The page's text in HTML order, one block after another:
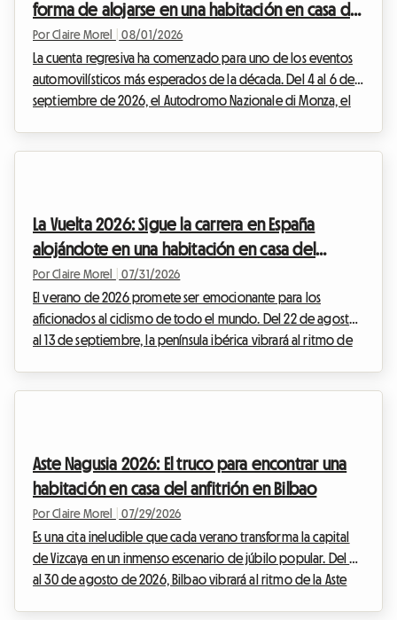
forma de alojarse en una habitación en casa del
anfitrión sin exceder tu presupuesto
Por Claire Morel 08/01/2026
La cuenta regresiva ha comenzado para uno de los eventos
automovilísticos más esperados de la década. Del 4 al 6 de
septiembre de 2026, el Autodromo Nazionale di Monza, el
en una auténtica carrera de ob...
La Vuelta 2026: Sigue la carrera en España
alojándote en una habitación en casa del
anfitrión
Por Claire Morel 07/31/2026
El verano de 2026 promete ser emocionante para los
aficionados al ciclismo de todo el mundo. Del 22 de agosto
al 13 de septiembre, la península ibérica vibrará al ritmo de
etapas día a día es el sueño de toda una...
Aste Nagusia 2026: El truco para encontrar una
habitación en casa del anfitrión en Bilbao
Por Claire Morel 07/29/2026
Es una cita ineludible que cada verano transforma la capital
de Vizcaya en un inmenso escenario de júbilo popular. Del 22
al 30 de agosto de 2026, Bilbao vibrará al ritmo de la Aste